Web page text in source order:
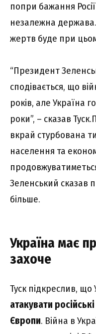
попри бажання
незалежна
жертв буде при
“Президент
сподівається, що
років, але Україна
роки”, – сказав
вкрай стурбована
населення та
Зеленський сказав
більше.
Україна має
захоче
Туск підкреслив, що
атакувати
Європи. Війна в